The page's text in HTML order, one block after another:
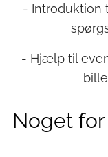
- Introduktion
- Hjælp til
Noget